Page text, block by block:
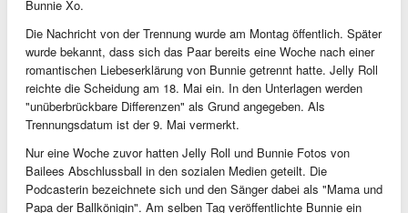
Bunnie Xo.
Die Nachricht von der Trennung wurde am Montag öffentlich. Später
wurde bekannt, dass sich das Paar bereits eine Woche nach einer
romantischen Liebeserklärung von Bunnie getrennt hatte. Jelly Roll
reichte die Scheidung am 18. Mai ein. In den Unterlagen werden
"unüberbrückbare Differenzen" als Grund angegeben. Als
Trennungsdatum ist der 9. Mai vermerkt.
Nur eine Woche zuvor hatten Jelly Roll und Bunnie Fotos von
Bailees Abschlussball in den sozialen Medien geteilt. Die
Podcasterin bezeichnete sich und den Sänger dabei als "Mama und
Papa der Ballkönigin". Am selben Tag veröffentlichte Bunnie ein